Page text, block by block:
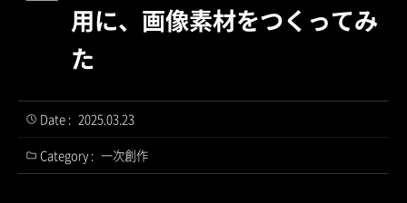
用に、画像素材をつくってみ
た
Date : 2025.03.23
Category : 一次創作